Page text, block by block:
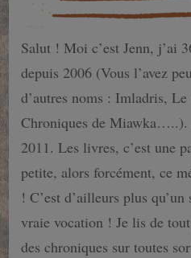
Salut ! Moi c’est Jenn, j’ai
depuis 2006 (Vous l’avez
d’autres noms : Imladris,
Chroniques de Miawka…..).
2011. Les livres, c’est une
petite, alors forcément, ce
! C’est d’ailleurs plus
vraie vocation ! Je lis de
des chroniques sur toutes